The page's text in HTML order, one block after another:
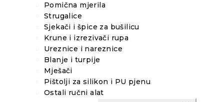
Pomična mjerila
Strugalice
Sjekači i špice za bušilicu
Krune i izrezivači rupa
Ureznice i nareznice
Blanje i turpije
Mješači
Pištolji za silikon i PU pjenu
Ostali ručni alat